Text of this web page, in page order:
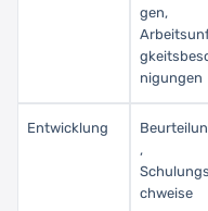
gen,
nigungen
Entwicklung
,
chweise